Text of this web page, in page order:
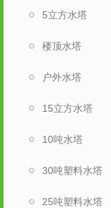
5立方水塔
楼顶水塔
户外水塔
15立方水塔
10吨水塔
30吨塑料水塔
25吨塑料水塔